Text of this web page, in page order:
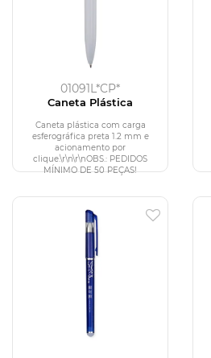
01091L*CP*
Caneta Plástica
Caneta plástica com carga
esferográfica preta 1.2 mm e
acionamento por
clique.\r\n\r\nOBS.: PEDIDOS
MÍNIMO DE 50 PEÇAS!